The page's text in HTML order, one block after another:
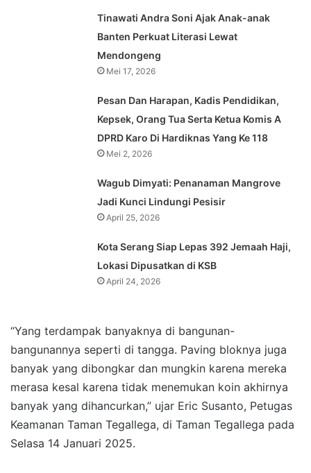
Tinawati Andra Soni Ajak Anak-anak
Banten Perkuat Literasi Lewat
Mendongeng
Mei 17, 2026
Pesan Dan Harapan, Kadis Pendidikan,
Kepsek, Orang Tua Serta Ketua Komis A
DPRD Karo Di Hardiknas Yang Ke 118
Mei 2, 2026
Wagub Dimyati: Penanaman Mangrove
Jadi Kunci Lindungi Pesisir
April 25, 2026
Kota Serang Siap Lepas 392 Jemaah Haji,
Lokasi Dipusatkan di KSB
April 24, 2026
“Yang terdampak banyaknya di bangunan-
bangunannya seperti di tangga. Paving bloknya juga
banyak yang dibongkar dan mungkin karena mereka
merasa kesal karena tidak menemukan koin akhirnya
banyak yang dihancurkan,” ujar Eric Susanto, Petugas
Keamanan Taman Tegallega, di Taman Tegallega pada
Selasa 14 Januari 2025.